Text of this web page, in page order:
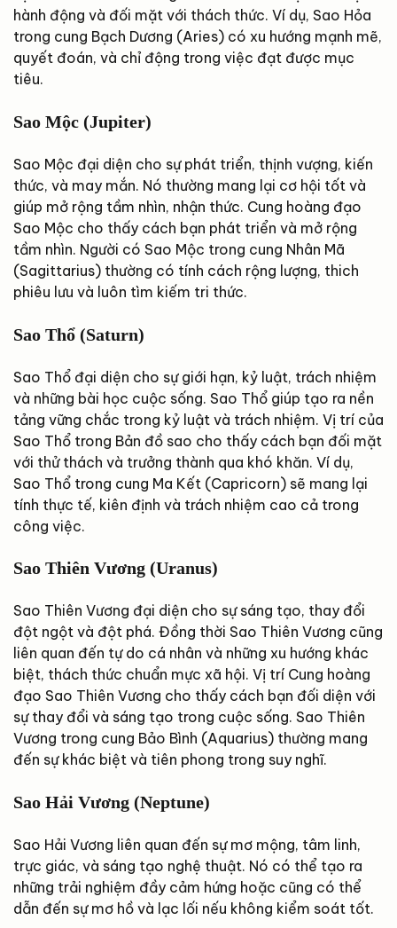
hành động và đối mặt với thách thức. Ví dụ, Sao Hỏa
trong cung Bạch Dương (Aries) có xu hướng mạnh mẽ,
quyết đoán, và chỉ động trong việc đạt được mục
tiêu.
Sao Mộc (Jupiter)
Sao Mộc đại diện cho sự phát triển, thịnh vượng, kiến
thức, và may mắn. Nó thường mang lại cơ hội tốt và
giúp mở rộng tầm nhìn, nhận thức. Cung hoàng đạo
Sao Mộc cho thấy cách bạn phát triển và mở rộng
tầm nhìn. Người có Sao Mộc trong cung Nhân Mã
(Sagittarius) thường có tính cách rộng lượng, thich
phiêu lưu và luôn tìm kiếm tri thức.
Sao Thổ (Saturn)
Sao Thổ đại diện cho sự giới hạn, kỷ luật, trách nhiệm
và những bài học cuộc sống. Sao Thổ giúp tạo ra nền
tảng vững chắc trong kỷ luật và trách nhiệm. Vị trí của
Sao Thổ trong Bản đồ sao cho thấy cách bạn đối mặt
với thử thách và trưởng thành qua khó khăn. Ví dụ,
Sao Thổ trong cung Ma Kết (Capricorn) sẽ mang lại
tính thực tế, kiên định và trách nhiệm cao cả trong
công việc.
Sao Thiên Vương (Uranus)
Sao Thiên Vương đại diện cho sự sáng tạo, thay đổi
đột ngột và đột phá. Đồng thời Sao Thiên Vương cũng
liên quan đến tự do cá nhân và những xu hướng khác
biệt, thách thức chuẩn mực xã hội. Vị trí Cung hoàng
đạo Sao Thiên Vương cho thấy cách bạn đối diện với
sự thay đổi và sáng tạo trong cuộc sống. Sao Thiên
Vương trong cung Bảo Bình (Aquarius) thường mang
đến sự khác biệt và tiên phong trong suy nghĩ.
Sao Hải Vương (Neptune)
Sao Hải Vương liên quan đến sự mơ mộng, tâm linh,
trực giác, và sáng tạo nghệ thuật. Nó có thể tạo ra
những trải nghiệm đầy cảm hứng hoặc cũng có thể
dẫn đến sự mơ hồ và lạc lối nếu không kiểm soát tốt.